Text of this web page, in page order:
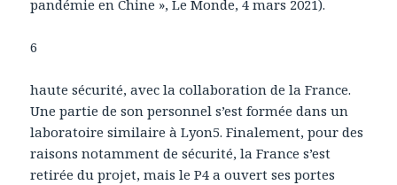
pandémie en Chine », Le Monde, 4 mars 2021).
6
haute sécurité, avec la collaboration de la France.
Une partie de son personnel s’est formée dans un
laboratoire similaire à Lyon5. Finalement, pour des
raisons notamment de sécurité, la France s’est
retirée du projet, mais le P4 a ouvert ses portes